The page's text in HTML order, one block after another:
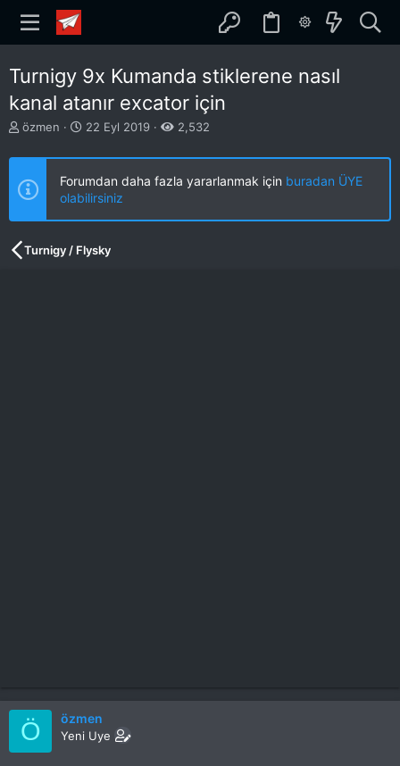
Turnigy 9x Kumanda stiklerene nasıl
kanal atanır excator için
K
n
u
u
b
a
özmen
B
ş
a
n
g
ç
22 Eyl 2019 2,532
Forumdan daha fazla yararlanmak için buradan ÜYE
olabilirsiniz
Turnigy / Flysky
Ö özmen
Yeni Uye